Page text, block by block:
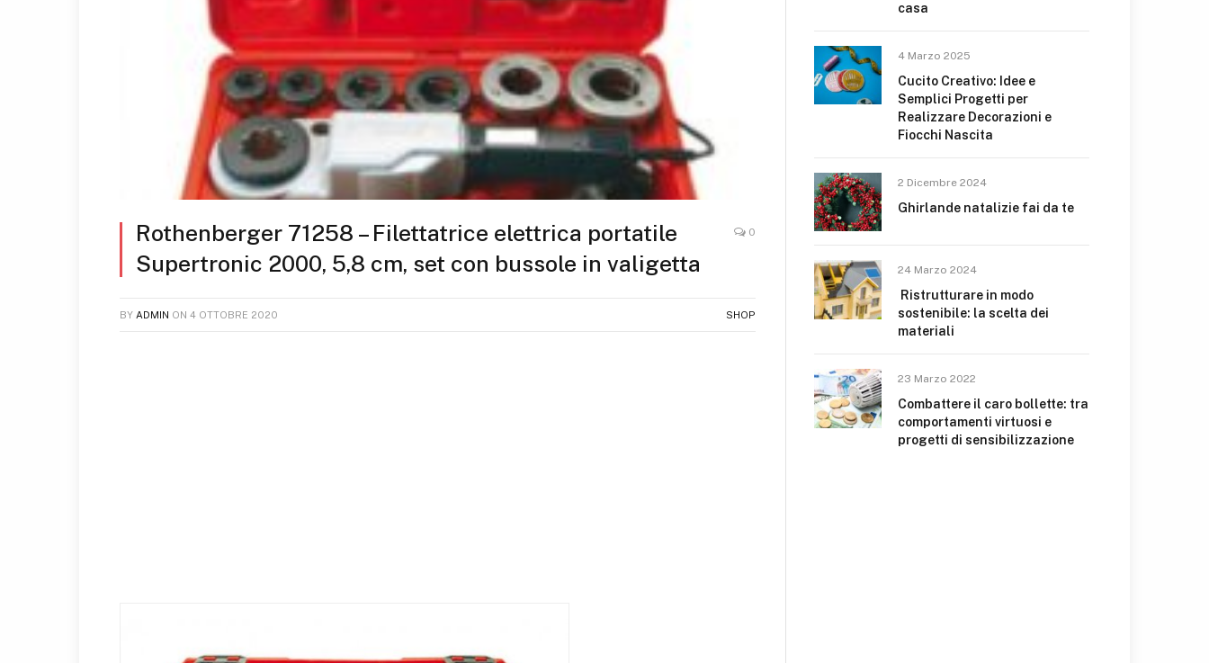
Rothenberger 71258 – Filettatrice elettrica portatile
Supertronic 2000, 5,8 cm, set con bussole in valigetta
0
BY ADMIN ON 4 OTTOBRE 2020 SHOP
casa
4 Marzo 2025
Cucito Creativo: Idee e
Semplici Progetti per
Realizzare Decorazioni e
Fiocchi Nascita
2 Dicembre 2024
Ghirlande natalizie fai da te
24 Marzo 2024
Ristrutturare in modo
sostenibile: la scelta dei
materiali
23 Marzo 2022
Combattere il caro bollette: tra
comportamenti virtuosi e
progetti di sensibilizzazione